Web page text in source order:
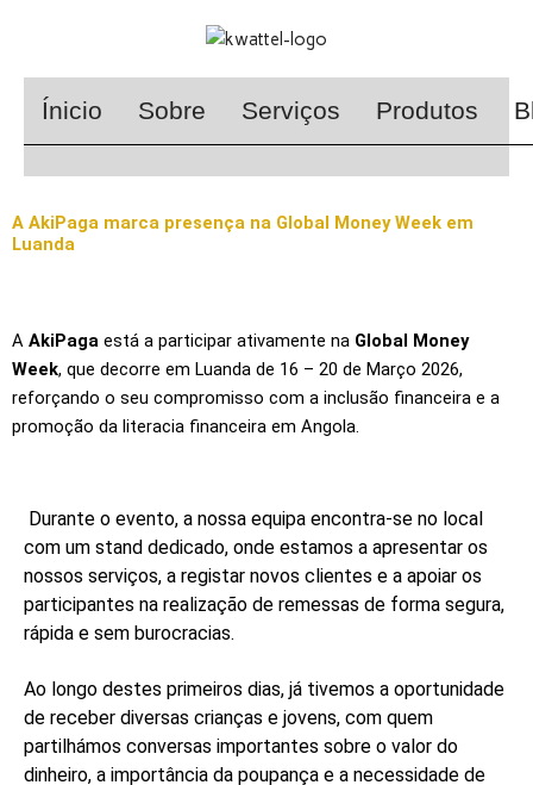
Ínicio Sobre Serviços Produtos
A AkiPaga marca presença na Global Money Week em
Luanda
A AkiPaga está a participar ativamente na Global Money
Week, que decorre em Luanda de 16 – 20 de Março 2026,
reforçando o seu compromisso com a inclusão financeira e a
promoção da literacia financeira em Angola.
Durante o evento, a nossa equipa encontra-se no local
com um stand dedicado, onde estamos a apresentar os
nossos serviços, a registar novos clientes e a apoiar os
participantes na realização de remessas de forma segura,
rápida e sem burocracias.
Ao longo destes primeiros dias, já tivemos a oportunidade
de receber diversas crianças e jovens, com quem
partilhámos conversas importantes sobre o valor do
dinheiro, a importância da poupança e a necessidade de